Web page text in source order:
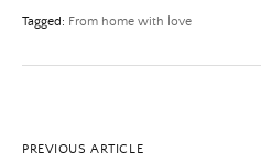
Tagged: From home with love
PREVIOUS ARTICLE